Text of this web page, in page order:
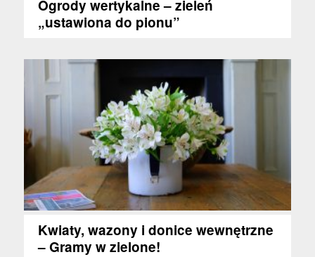
Ogrody wertykalne – zieleń
„ustawiona do pionu”
Kwiaty, wazony i donice wewnętrzne
– Gramy w zielone!